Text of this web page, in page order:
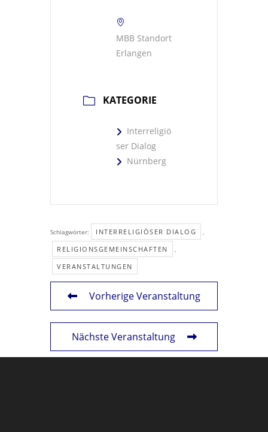
MBB Standort
Erlangen
KATEGORIE
Interreligiö
ser Dialog
Nürnberg
Schlagwörter: INTERRELIGIÖSER DIALOG ,
RELIGIONSGEMEINSCHAFTEN ,
VERANSTALTUNGEN
Vorherige Veranstaltung
Nächste Veranstaltung